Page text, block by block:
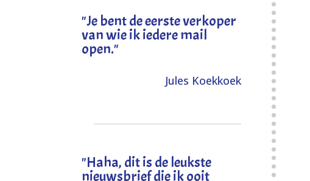
"Je bent de eerste verkoper
van wie ik iedere mail
open."
Jules Koekkoek
"Haha, dit is de leukste
nieuwsbrief die ik ooit